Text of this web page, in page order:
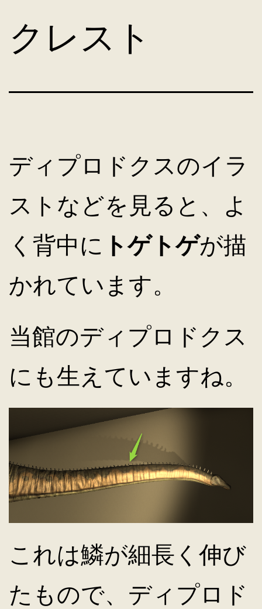
ン
テ
ツ
へ
ス
キ
ッ
プ
クレスト
ディプロドクスのイラ
ストなどを見ると、よ
く背中に トゲトゲが描
かれています。
当館のディプロドクス
にも生えていますね。
これは鱗が細長く伸び
たもので、ディプロド